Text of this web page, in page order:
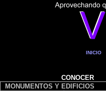
INICIO
CONOCER
MONUMENTOS Y EDIFICIOS